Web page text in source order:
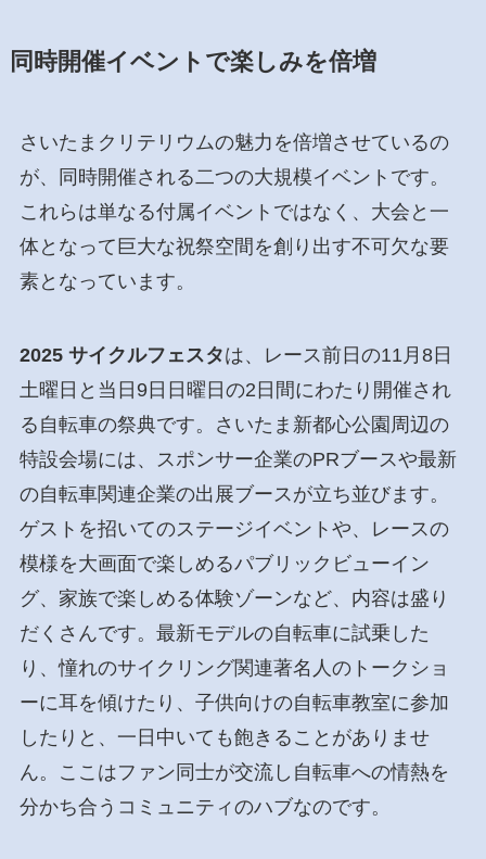
同時開催イベントで楽しみを倍増
さいたまクリテリウムの魅力を倍増させているの
が、同時開催される二つの大規模イベントです。
これらは単なる付属イベントではなく、大会と一
体となって巨大な祝祭空間を創り出す不可欠な要
素となっています。
2025 サイクルフェスタは、レース前日の11月8日
土曜日と当日9日日曜日の2日間にわたり開催され
る自転車の祭典です。さいたま新都心公園周辺の
特設会場には、スポンサー企業のPRブースや最新
の自転車関連企業の出展ブースが立ち並びます。
ゲストを招いてのステージイベントや、レースの
模様を大画面で楽しめるパブリックビューイン
グ、家族で楽しめる体験ゾーンなど、内容は盛り
だくさんです。最新モデルの自転車に試乗した
り、憧れのサイクリング関連著名人のトークショ
ーに耳を傾けたり、子供向けの自転車教室に参加
したりと、一日中いても飽きることがありませ
ん。ここはファン同士が交流し自転車への情熱を
分かち合うコミュニティのハブなのです。